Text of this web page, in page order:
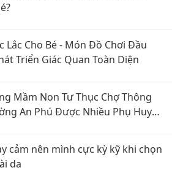
Lắc Cho Bé - Món Đồ Chơi Đầu
Triển Giác Quan Toàn Diện
Mầm Non Tư Thục Chợ Thông
An Phú Được Nhiều Phụ Huynh
cảm nên mình cực kỳ kỹ khi chọn
da